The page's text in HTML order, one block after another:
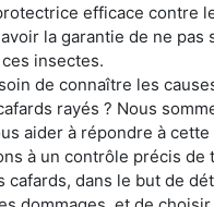
efficace contre
la garantie de ne pas
insectes.
de connaître les
rayés ? Nous
aider à répondre à
à un contrôle précis de
cafards, dans le but de